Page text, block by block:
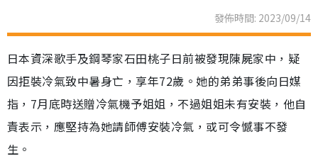
發佈時間: 2023/09/14
日本資深歌手及鋼琴家石田桃子日前被發現陳屍家中，疑
因拒裝冷氣致中暑身亡，享年72歲。她的弟弟事後向日媒
指，7月底時送贈冷氣機予姐姐，不過姐姐未有安裝，他自
責表示，應堅持為她請師傅安裝冷氣，或可令憾事不發
生。